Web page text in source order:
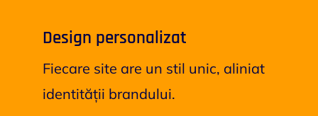
Design personalizat
Fiecare site are un stil unic, aliniat
identității brandului.